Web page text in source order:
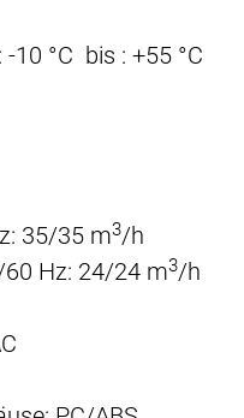
-10 °C bis : +55 °C
35/35 m3/h
Hz: 24/24 m3/h